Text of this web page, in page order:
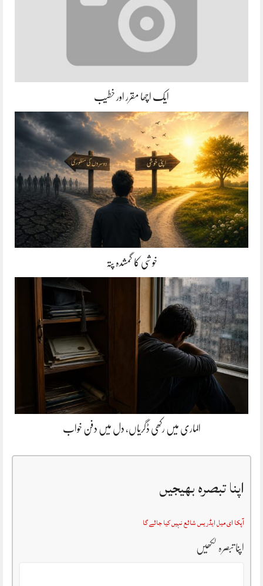
ایک اچھا مقرر اور خطیب
خوشی کا گمشدہ پتہ
الماری میں رکھی ڈگریاں، دل میں دفن خواب
اپنا تبصرہ بھیجیں
آپکا ای میل ایڈریس شائع نہیں کیا جائے گا
اپنا تبصرہ لکھیں